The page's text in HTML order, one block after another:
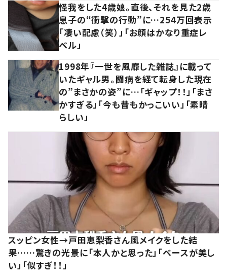
怪我をした4歳娘。直後、それを見た2歳
息子の“衝撃の行動”に…254万回表示
「凄い配慮（笑）」「お顔はかなり重症レ
ベル」
1998年『一世を風靡した雑誌』に載って
いたギャル男。闘病を経て転身した現在
の”まさかの姿”に…「ギャップ！！」「まさ
かすぎる」「今も昔もかっこいい」「素晴
らしい」
スッピン女性→戸田恵梨香さん風メイクをした結
果……驚きの光景に「本人かと思った」「ベースが美し
い」「似すぎ！！」